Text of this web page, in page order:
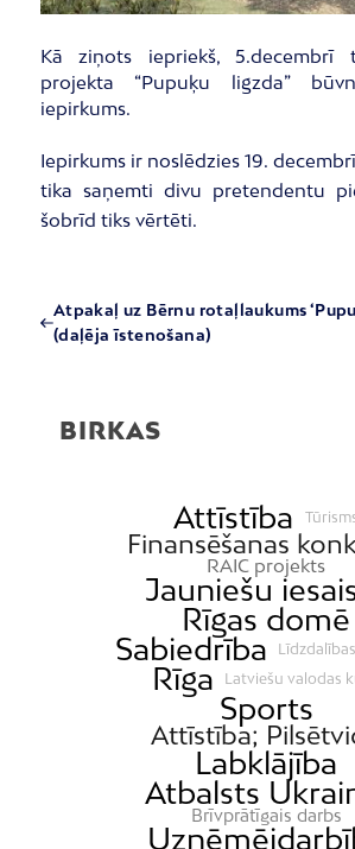
Kā ziņots iepriekš, 5.decembrī
projekta “Pupuķu ligzda”
iepirkums.
Iepirkums ir noslēdzies 19.
tika saņemti divu pretendentu
šobrīd tiks vērtēti.
Atpakaļ uz Bērnu rotaļlaukums
(daļēja īstenošana)
BIRKAS
Attīstība
Finansēšanas
RAIC projekts
Jauniešu
Rīgas domē
Sabiedrība
Rīga Latviešu valodas
Sports
Attīstība;
Labklājība
Atbalsts
Brīvprātīgais darbs